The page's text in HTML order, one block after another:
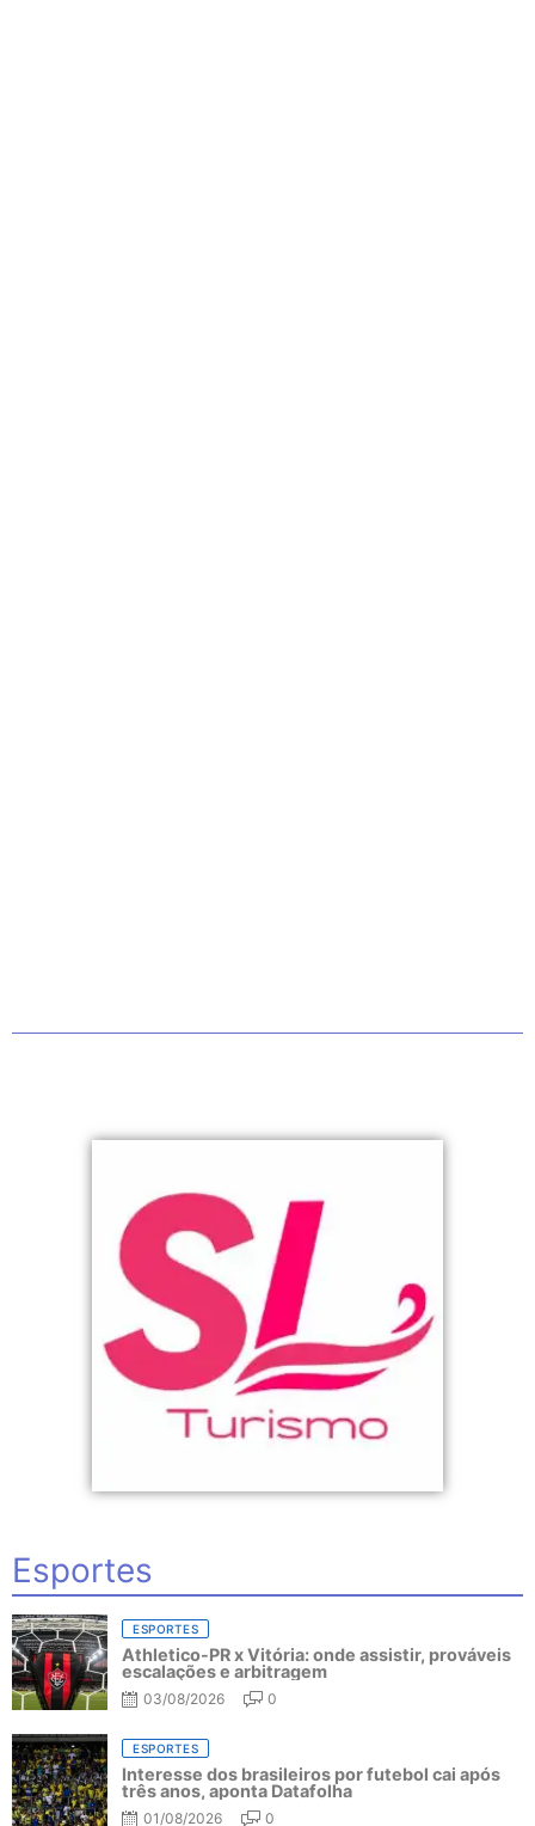
Esportes
ESPORTES
Athletico-PR x Vitória: onde assistir, prováveis
escalações e arbitragem
03/08/2026 0
ESPORTES
Interesse dos brasileiros por futebol cai após
três anos, aponta Datafolha
01/08/2026 0